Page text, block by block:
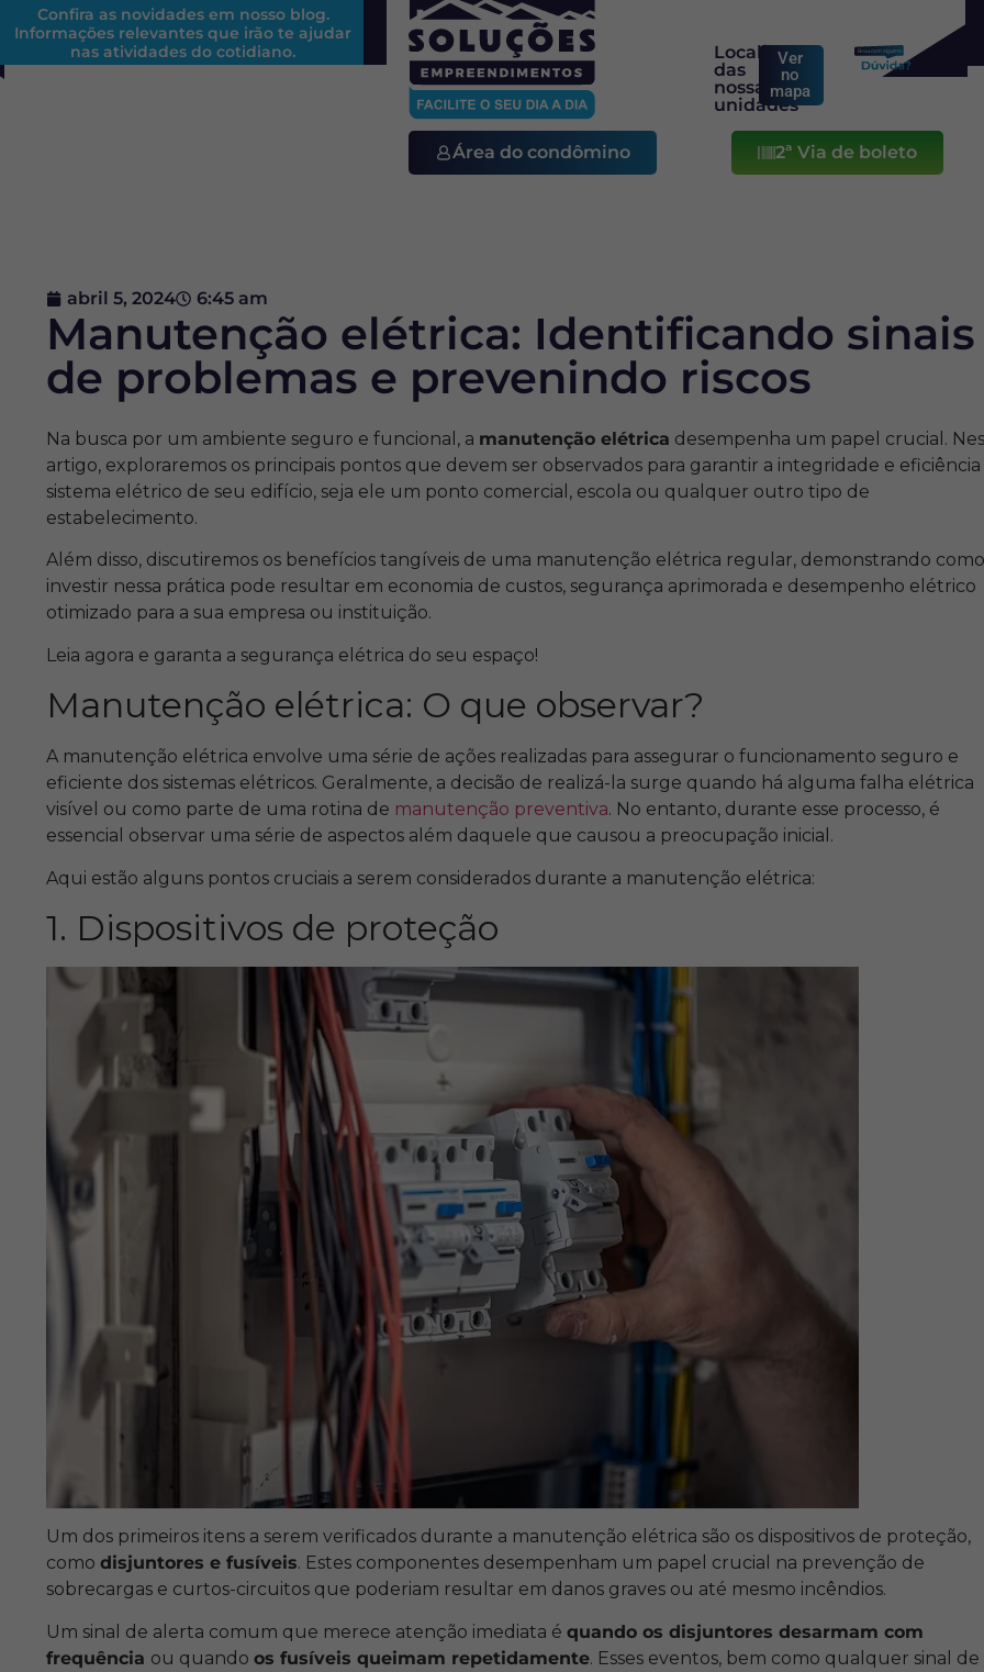
Confira as novidades em nosso blog.
Informações relevantes que irão te ajudar
nas atividades do cotidiano.
Localização
das
nossas
unidades
Ver
no
mapa
Macaé
Niterói
Governador
Belo
Área do condômino 2ª Via de boleto
abril 5, 2024 6:45 am
Manutenção elétrica: Identificando sinais
de problemas e prevenindo riscos
Na busca por um ambiente seguro e funcional, a manutenção elétrica desempenha um papel crucial.
artigo, exploraremos os principais pontos que devem ser observados para garantir a integridade e eficiência
sistema elétrico de seu edifício, seja ele um ponto comercial, escola ou qualquer outro tipo de
estabelecimento.
Além disso, discutiremos os benefícios tangíveis de uma manutenção elétrica regular, demonstrando como
investir nessa prática pode resultar em economia de custos, segurança aprimorada e desempenho elétrico
otimizado para a sua empresa ou instituição.
Leia agora e garanta a segurança elétrica do seu espaço!
Manutenção elétrica: O que observar?
A manutenção elétrica envolve uma série de ações realizadas para assegurar o funcionamento seguro e
eficiente dos sistemas elétricos. Geralmente, a decisão de realizá-la surge quando há alguma falha elétrica
visível ou como parte de uma rotina de manutenção preventiva. No entanto, durante esse processo, é
essencial observar uma série de aspectos além daquele que causou a preocupação inicial.
Aqui estão alguns pontos cruciais a serem considerados durante a manutenção elétrica:
1. Dispositivos de proteção
Um dos primeiros itens a serem verificados durante a manutenção elétrica são os dispositivos de proteção,
como disjuntores e fusíveis. Estes componentes desempenham um papel crucial na prevenção de
sobrecargas e curtos-circuitos que poderiam resultar em danos graves ou até mesmo incêndios.
Um sinal de alerta comum que merece atenção imediata é quando os disjuntores desarmam com
frequência ou quando os fusíveis queimam repetidamente. Esses eventos, bem como qualquer sinal de